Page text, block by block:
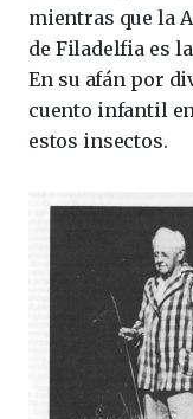
mientras que la
de Filadelfia es
En su afán por
cuento infantil
estos insectos.